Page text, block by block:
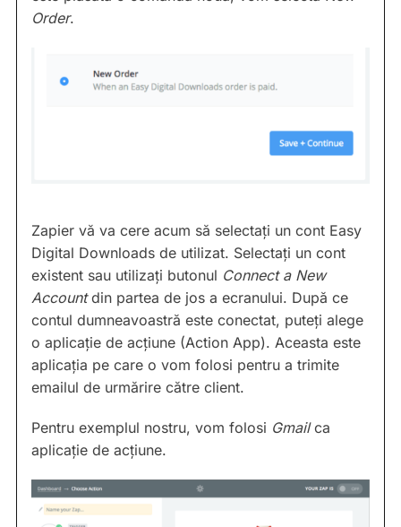
Order.
Zapier vă va cere acum să selectați un cont Easy
Digital Downloads de utilizat. Selectați un cont
existent sau utilizați butonul Connect a New
Accountdin partea de jos a ecranului. După ce
contul dumneavoastră este conectat, puteți alege
o aplicație de acțiune (Action App). Aceasta este
aplicația pe care o vom folosi pentru a trimite
emailul de urmărire către client.
Pentru exemplul nostru, vom folosi Gmailca
aplicație de acțiune.